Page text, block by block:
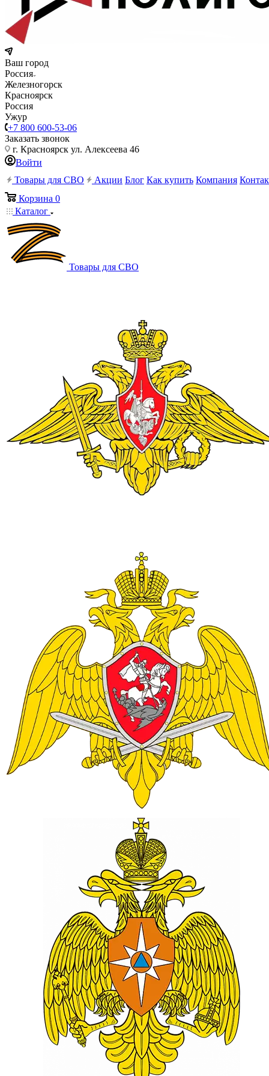
Ваш город
Россия
Железногорск
Красноярск
Россия
Ужур
+7 800 600-53-06
Заказать звонок
г. Красноярск ул. Алексеева 46
Войти
Товары для СВО
Акции Блог Как купить Компания
Корзина 0
Каталог
Товары для СВО